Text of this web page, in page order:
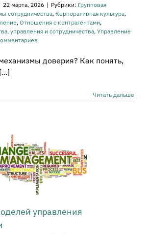
22 марта, 2026 | Рубрики: Групповая
сотрудничества, Корпоративная культура,
, Отношения с контрагентами,
управления и сотрудничества, Управление
доверия? Как понять,
Читать дальше
управления